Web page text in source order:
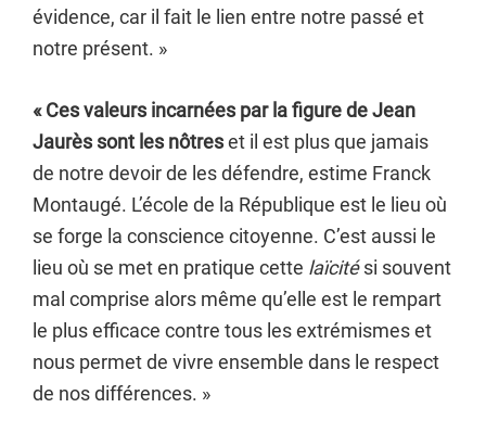
évidence, car il fait le lien entre notre passé et
notre présent. »
« Ces valeurs incarnées par la figure de Jean
Jaurès sont les nôtreset il est plus que jamais
de notre devoir de les défendre, estime Franck
Montaugé. L’école de la République est le lieu où
se forge la conscience citoyenne. C’est aussi le
lieu où se met en pratique cette laïcitési souvent
mal comprise alors même qu’elle est le rempart
le plus efficace contre tous les extrémismes et
nous permet de vivre ensemble dans le respect
de nos différences. »